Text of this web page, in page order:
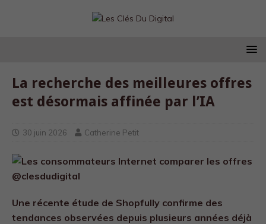
La recherche des meilleures offres
est désormais affinée par l’IA
30 juin 2026 Catherine Petit
Une récente étude de Shopfully confirme des
tendances observées depuis plusieurs années déjà